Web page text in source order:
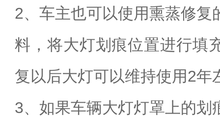
2、车主也可以使用熏蒸修复
料，将大灯划痕位置进行填
复以后大灯可以维持使用2年
3、如果车辆大灯灯罩上的划